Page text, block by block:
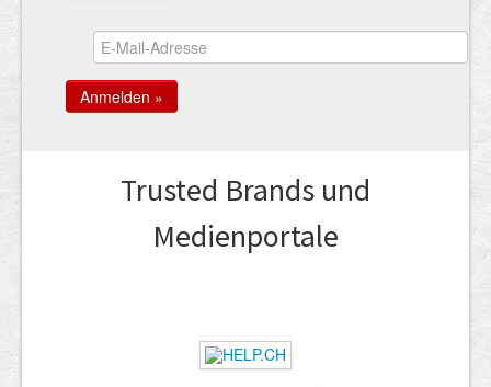
Trusted Brands und
Medienportale